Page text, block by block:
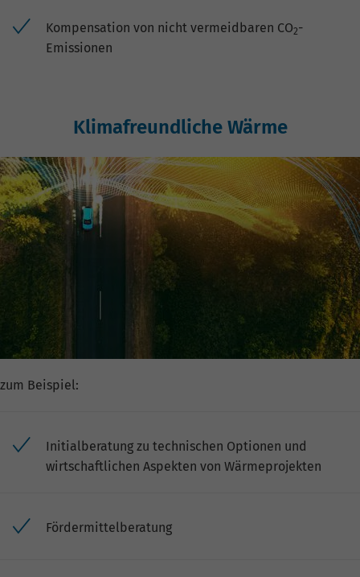
Kompensation von nicht vermeidbaren CO2-
Emissionen
Klimafreundliche Wärme
zum Beispiel:
Initialberatung zu technischen Optionen und
wirtschaftlichen Aspekten von Wärmeprojekten
Fördermittelberatung